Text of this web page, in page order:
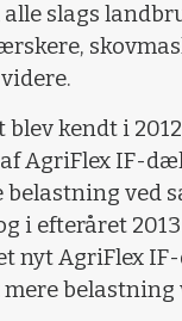
slags
kendt i
AgriFlex IF-
belastning ved
i efteråret
nyt AgriFlex
belastning